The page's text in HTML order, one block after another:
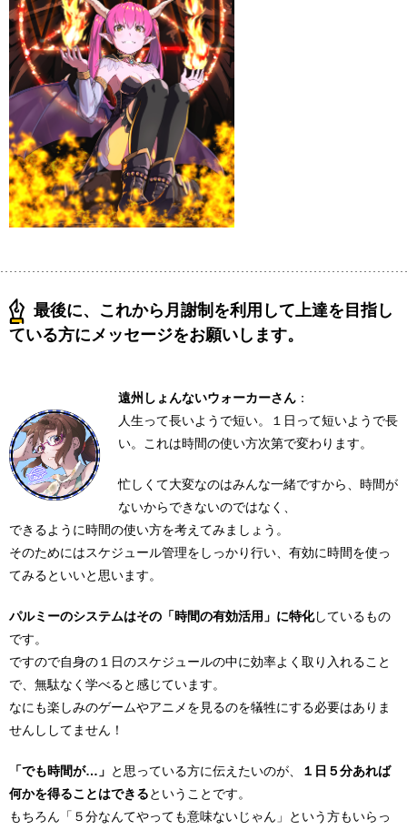
最後に、これから月謝制を利用して上達を目指し
ている方にメッセージをお願いします。
遠州しょんないウォーカーさん ：
人生って長いようで短い。１日って短いようで長
い。これは時間の使い方次第で変わります。
忙しくて大変なのはみんな一緒ですから、時間が
ないからできないのではなく、
できるように時間の使い方を考えてみましょう。
そのためにはスケジュール管理をしっかり行い、有効に時間を使っ
てみるといいと思います。
パルミーのシステムはその「時間の有効活用」に特化しているもの
です。
ですので自身の１日のスケジュールの中に効率よく取り入れること
で、無駄なく学べると感じています。
なにも楽しみのゲームやアニメを見るのを犠牲にする必要はありま
せんししてません！
「でも時間が…」 と思っている方に伝えたいのが、
１日５分あれば
何かを得ることはできるということです。
もちろん「５分なんてやっても意味ないじゃん」という方もいらっ